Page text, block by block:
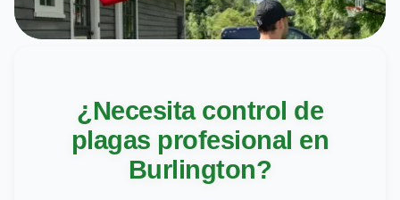
¿Necesita control de
plagas profesional en
Burlington?